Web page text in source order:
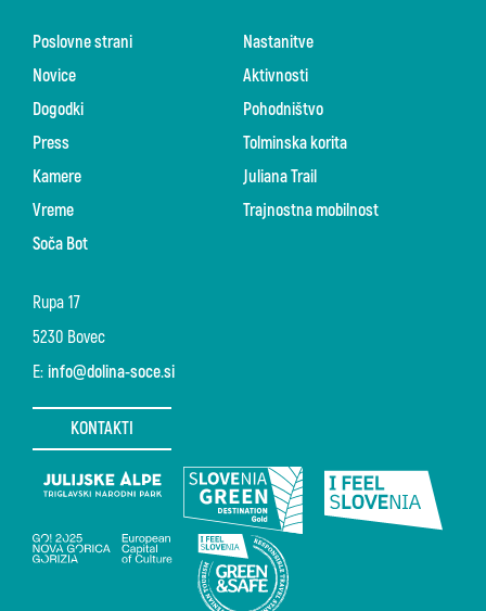
Rupa 17
5230 Bovec
E: info@dolina-soce.si
KONTAKTI
Poslovne strani
Novice
Dogodki
Press
Kamere
Vreme
Soča Bot
Nastanitve
Aktivnosti
Pohodništvo
Tolminska korita
Juliana Trail
Trajnostna mobilnost